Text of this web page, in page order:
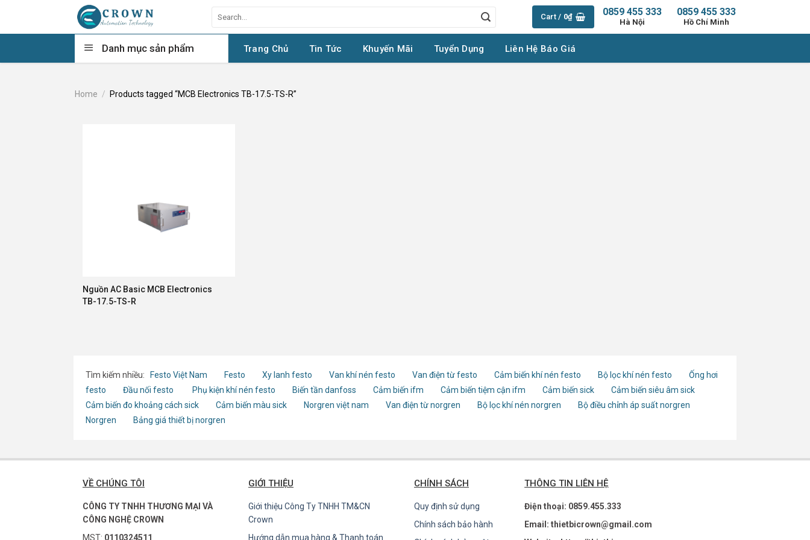
content
for:
Cart / 0₫ 0859 455 333
Hồ Chí Minh
0859 455 333
Hà Nội
Danh mục sản phẩm Trang Chủ Tin Tức Khuyến Mãi Tuyển Dụng Liên Hệ Báo Giá
Home / Products tagged “MCB Electronics TB-17.5-TS-R”
Nguồn AC Basic MCB Electronics
TB-17.5-TS-R
Tìm kiếm nhiều: Festo Việt Nam Festo Xy lanh festo Van khí nén festo Van điện từ festo Cảm biến khí nén festo Bộ lọc khí nén festo
Ống hơi
festo
Đầu nối festo Phụ kiện khí nén festo Biến tần danfoss Cảm biến ifm Cảm biến tiệm cận ifm Cảm biến sick
Cảm biến siêu âm sick
Cảm biến đo khoảng cách sick
Cảm biến màu sick Norgren việt nam Van điện từ norgren Bộ lọc khí nén norgren
Bộ điều chỉnh áp suất norgren
Norgren
Bảng giá thiết bị norgren
VỀ CHÚNG TÔI
CÔNG TY TNHH THƯƠNG MẠI VÀ
CÔNG NGHỆ CROWN
MST: 0110324511
GIỚI THIỆU
Giới thiệu Công Ty TNHH TM&CN
Crown
Hướng dẫn mua hàng & Thanh toán
CHÍNH SÁCH
Quy định sử dụng
Chính sách bảo hành
THÔNG TIN LIÊN HỆ
Điện thoại: 0859.455.333
Email: thietbicrown@gmail.com